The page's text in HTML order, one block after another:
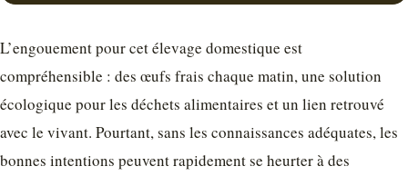
L’engouement pour cet élevage domestique est
compréhensible : des œufs frais chaque matin, une solution
écologique pour les déchets alimentaires et un lien retrouvé
avec le vivant. Pourtant, sans les connaissances adéquates, les
bonnes intentions peuvent rapidement se heurter à des